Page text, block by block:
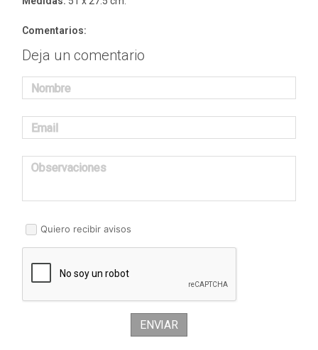
Comentarios:
Deja un comentario
Nombre
Email
Observaciones
Quiero recibir avisos
ENVIAR